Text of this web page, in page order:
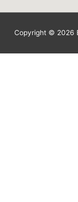
Copyright © 2026